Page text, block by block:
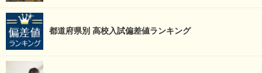
都道府県別 高校入試偏差値ランキング